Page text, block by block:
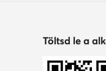
Töltsd le a